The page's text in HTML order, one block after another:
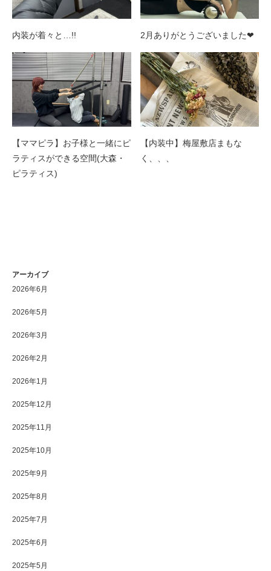
内装が着々と…!! 2月ありがとうございました❤︎
【ママピラ】お子様と一緒にピ
ラティスができる空間(大森・
ピラティス)
【内装中】梅屋敷店まもな
く、、、
アーカイブ
2026年6月
2026年5月
2026年3月
2026年2月
2026年1月
2025年12月
2025年11月
2025年10月
2025年9月
2025年8月
2025年7月
2025年6月
2025年5月